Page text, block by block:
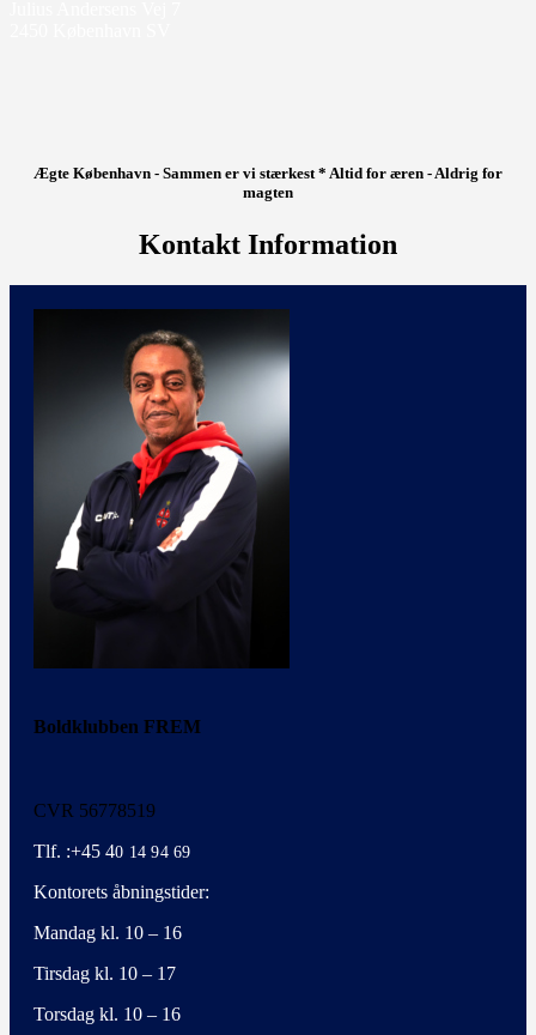
Ægte København - Sammen er vi stærkest * Altid for æren - Aldrig for
magten
Kontakt Information
Boldklubben FREM
CVR 56778519
Tlf. :+45 40 14 94 69
Kontorets åbningstider:
Mandag kl. 10 – 16
Tirsdag kl. 10 – 17
Torsdag kl. 10 – 16